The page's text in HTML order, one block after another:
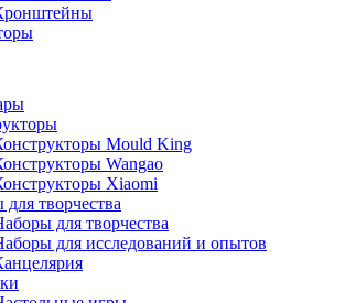
Mould King
Wangao
Xiaomi
для творчества
для творчества
для исследований и опытов